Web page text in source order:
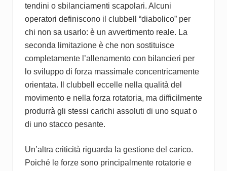
tendini o sbilanciamenti scapolari. Alcuni
operatori definiscono il clubbell “diabolico” per
chi non sa usarlo: è un avvertimento reale. La
seconda limitazione è che non sostituisce
completamente l’allenamento con bilancieri per
lo sviluppo di forza massimale concentricamente
orientata. Il clubbell eccelle nella qualità del
movimento e nella forza rotatoria, ma difficilmente
produrrà gli stessi carichi assoluti di uno squat o
di uno stacco pesante.
Un’altra criticità riguarda la gestione del carico.
Poiché le forze sono principalmente rotatorie e